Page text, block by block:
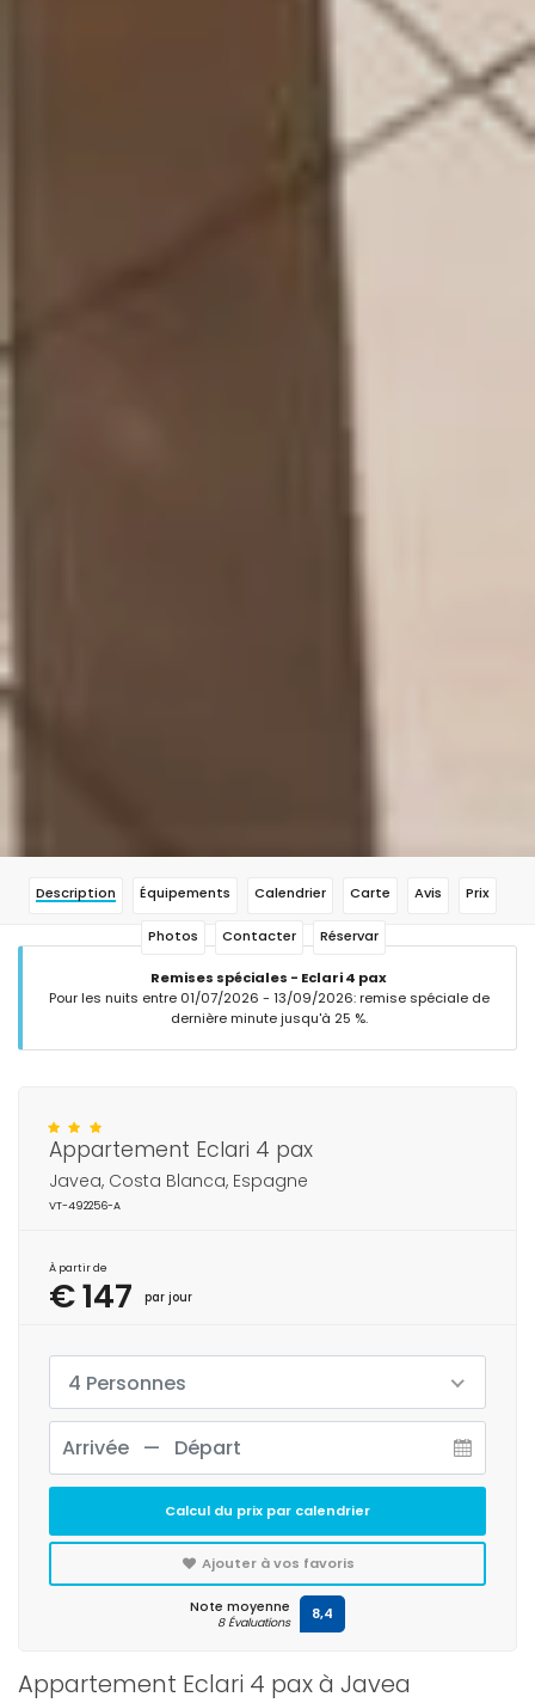
Description Équipements Calendrier Carte Avis Prix
Photos Contacter Réservar
Remises spéciales - Eclari 4 pax
Pour les nuits entre 01/07/2026 - 13/09/2026: remise spéciale de
dernière minute jusqu'à 25 %.
Appartement Eclari 4 pax à Javea
Appartement Eclari 4 pax
Javea, Costa Blanca, Espagne
VT-492256-A
À partir de
€ 147 par jour
4 Personnes
Calcul du prix par calendrier
Ajouter à vos favoris
Note moyenne
8 Évaluations 8,4